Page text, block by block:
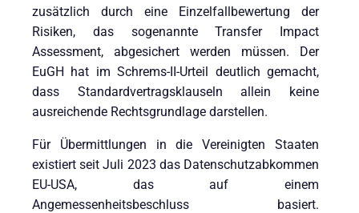
zusätzlich durch eine Einzelfallbewertung der
Risiken, das sogenannte Transfer Impact
Assessment, abgesichert werden müssen. Der
EuGH hat im Schrems-II-Urteil deutlich gemacht,
dass Standardvertragsklauseln allein keine
ausreichende Rechtsgrundlage darstellen.
Für Übermittlungen in die Vereinigten Staaten
existiert seit Juli 2023 das Datenschutzabkommen
EU-USA, das auf einem
Angemessenheitsbeschluss basiert.